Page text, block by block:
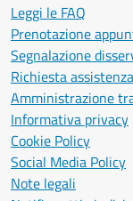
Leggi le FAQ
Prenotazione
Segnalazione
Richiesta assistenza
Amministrazione
Informativa privacy
Cookie Policy
Social Media Policy
Note legali